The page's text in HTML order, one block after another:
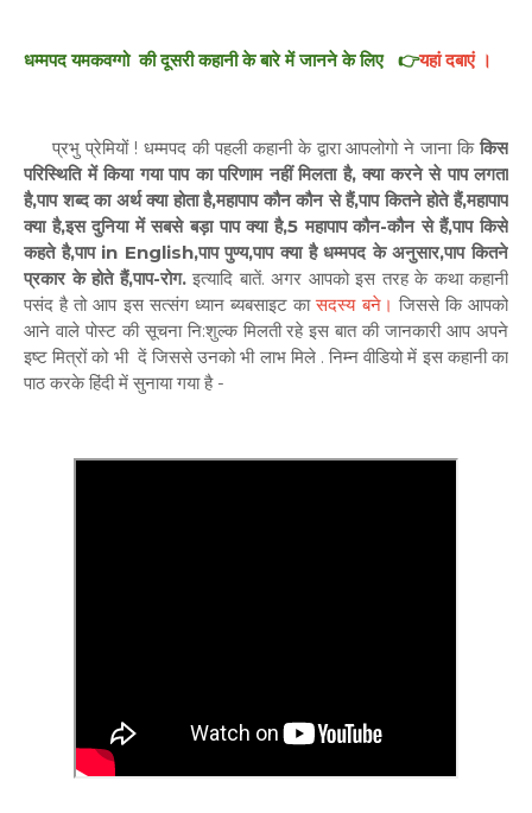
धम्मपद यमकवग्गो की दूसरी कहानी के बारे में जानने के लिए 👉यहां दबाएं ।
प्रभु प्रेमियों ! धम्मपद की पहली कहानी के द्वारा आपलोगो ने जाना कि किस
परिस्थिति में किया गया पाप का परिणाम नहीं मिलता है, क्या करने से पाप लगता
है,पाप शब्द का अर्थ क्या होता है,महापाप कौन कौन से हैं,पाप कितने होते हैं,महापाप
क्या है,इस दुनिया में सबसे बड़ा पाप क्या है,5 महापाप कौन-कौन से हैं,पाप किसे
कहते है,पाप in English,पाप पुण्य,पाप क्या है धम्मपद के अनुसार,पाप कितने
प्रकार के होते हैं,पाप-रोग.इत्यादि बातें. अगर आपको इस तरह के कथा कहानी
पसंद है तो आप इस सत्संग ध्यान ब्यबसाइटकासदस्य बने। जिससे कि आपको
आने वाले पोस्ट की सूचना नि:शुल्क मिलती रहे इस बात की जानकारी आप अपने
इष्ट मित्रों को भी दें जिससे उनको भी लाभ मिले . निम्न वीडियो में इस कहानी का
पाठ करके हिंदी में सुनाया गया है -